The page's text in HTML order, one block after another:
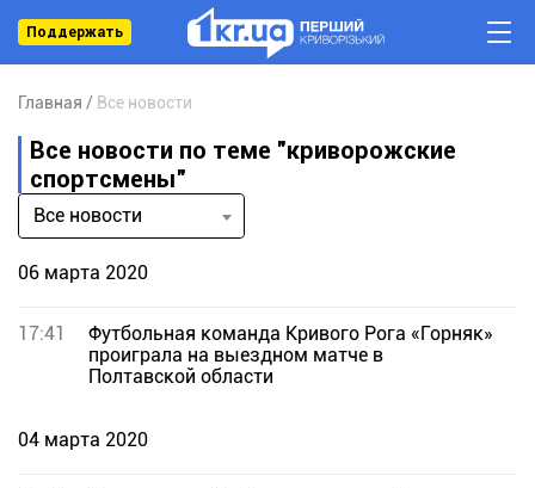
Поддержать
Главная Все новости
Все новости по теме "криворожские
спортсмены"
Все новости
06 марта 2020
17:41
Футбольная команда Кривого Рога «Горняк»
проиграла на выездном матче в
Полтавской области
04 марта 2020